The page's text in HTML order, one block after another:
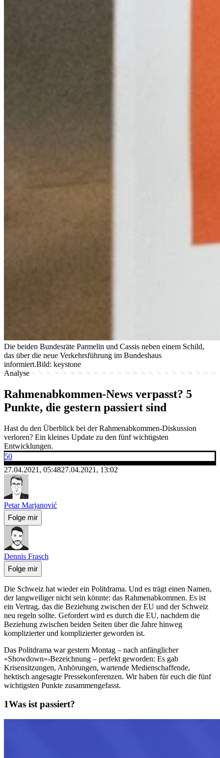
Die beiden Bundesräte Parmelin und Cassis neben einem Schild,
das über die neue Verkehrsführung im Bundeshaus
informiert.Bild: keystone
Analyse
Rahmenabkommen-News verpasst? 5
Punkte, die gestern passiert sind
Hast du den Überblick bei der Rahmenabkommen-Diskussion
verloren? Ein kleines Update zu den fünf wichtigsten
Entwicklungen.
50
27.04.2021, 05:4827.04.2021, 13:02
Petar Marjanović
Folge mir
Dennis Frasch
Folge mir
Die Schweiz hat wieder ein Politdrama. Und es trägt einen Namen,
der langweiliger nicht sein könnte: das Rahmenabkommen. Es ist
ein Vertrag, das die Beziehung zwischen der EU und der Schweiz
neu regeln sollte. Gefordert wird es durch die EU, nachdem die
Beziehung zwischen beiden Seiten über die Jahre hinweg
komplizierter und komplizierter geworden ist.
Das Politdrama war gestern Montag – nach anfänglicher
«Showdown»-Bezeichnung – perfekt geworden: Es gab
Krisensitzungen, Anhörungen, wartende Medienschaffende,
hektisch angesagte Pressekonferenzen. Wir haben für euch die fünf
wichtigsten Punkte zusammengefasst.
Was ist passiert?